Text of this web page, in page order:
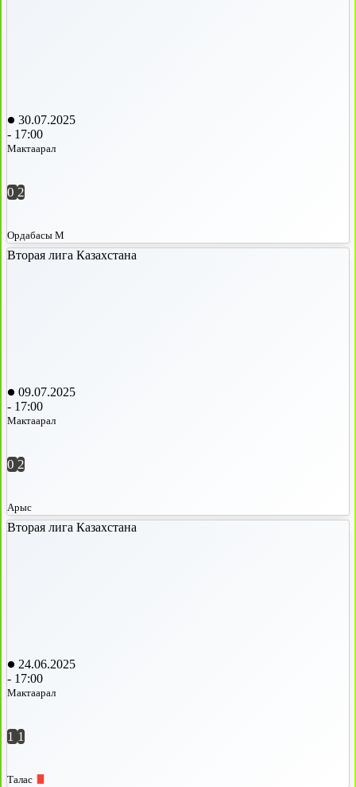
30.07.2025
- 17:00
Мактаарал
0 2
Ордабасы М
Вторая лига Казахстана
09.07.2025
- 17:00
Мактаарал
0 2
Арыс
Вторая лига Казахстана
24.06.2025
- 17:00
Мактаарал
1 1
Талас